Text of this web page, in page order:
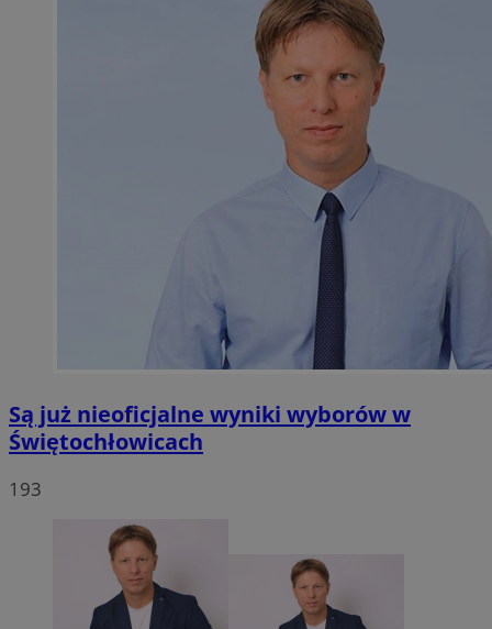
Są już nieoficjalne wyniki wyborów w
Świętochłowicach
193